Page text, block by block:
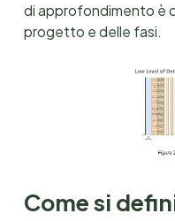
di approfondimento è
progetto e delle fasi.
Come si